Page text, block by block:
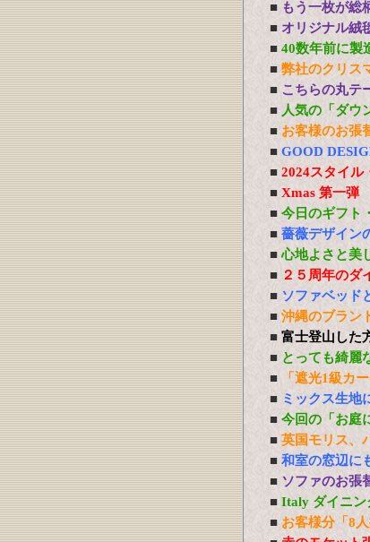
■ もう一枚が総
■ オリジナル絨
■ 40数年前に製
■ 弊社のクリス
■ こちらの丸テ
■ 人気の「ダウ
■ お客様のお張
■ GOOD
■ 2024スタイル
■ Xmas 第一弾
■ 今日のギフト
■ 薔薇デザイン
■ 心地よさと美
■ ２５周年のダ
■ ソファベッド
■ 沖縄のブラン
■ 富士登山した
■ とっても綺麗
■ 「遮光1級カ
■ ミックス生地
■ 今回の「お庭
■ 英国モリス、
■ 和室の窓辺に
■ ソファのお張
■ Italy ダイニン
■ お客様分「8